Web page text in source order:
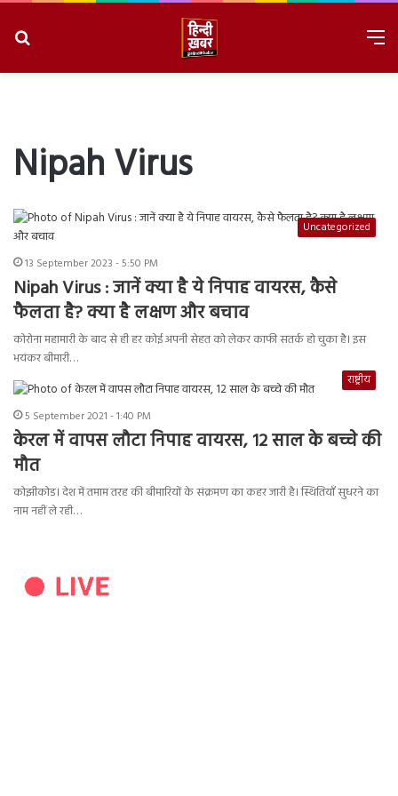
Nipah Virus
Uncategorized
13 September 2023 - 5:50 PM
Nipah Virus : जानें क्या है ये निपाह वायरस, कैसे
फैलता है? क्या है लक्षण और बचाव
कोरोना महामारी के बाद से ही हर कोई अपनी सेहत को लेकर काफी सतर्क हो चुका है। इस
भयंकर बीमारी…
राष्ट्रीय
5 September 2021 - 1:40 PM
केरल में वापस लौटा निपाह वायरस, 12 साल के बच्चे की
मौत
कोझीकोड। देश में तमाम तरह की बीमारियों के संक्रमण का कहर जारी है। स्थितियाँ सुधरने का
नाम नहीं ले रही…